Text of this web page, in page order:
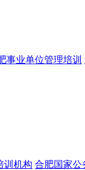
事业单位管理培训
训机构 合肥国家公